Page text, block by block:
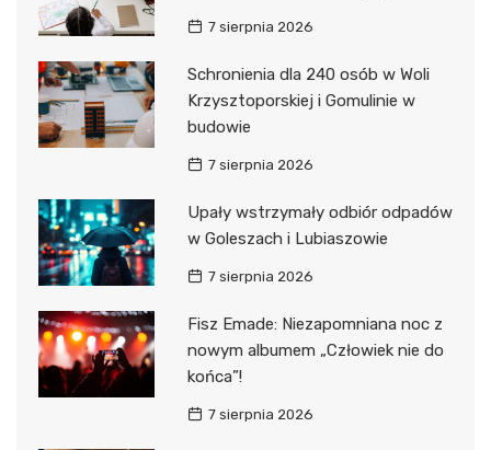
7 sierpnia 2026
Schronienia dla 240 osób w Woli
Krzysztoporskiej i Gomulinie w
budowie
7 sierpnia 2026
Upały wstrzymały odbiór odpadów
w Goleszach i Lubiaszowie
7 sierpnia 2026
Fisz Emade: Niezapomniana noc z
nowym albumem „Człowiek nie do
końca”!
7 sierpnia 2026